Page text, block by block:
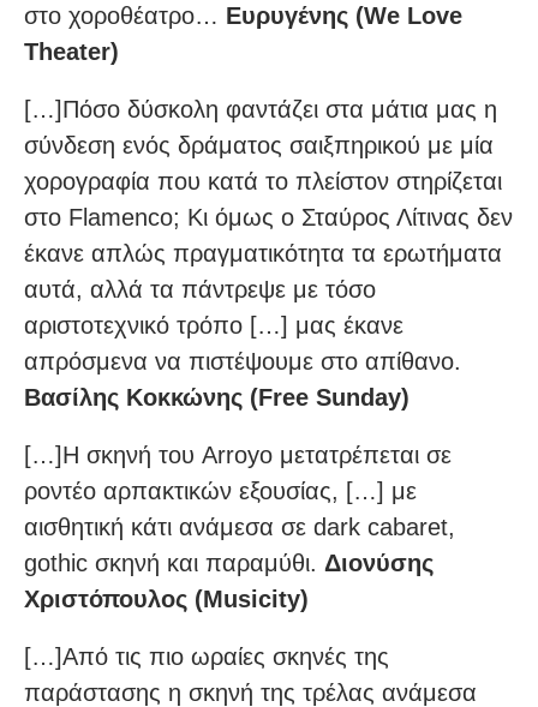
στο χοροθέατρο… Ευρυγένης (We Love
Theater)
[…]Πόσο δύσκολη φαντάζει στα μάτια μας η
σύνδεση ενός δράματος σαιξπηρικού με μία
χορογραφία που κατά το πλείστον στηρίζεται
στο Flamenco; Κι όμως ο Σταύρος Λίτινας δεν
έκανε απλώς πραγματικότητα τα ερωτήματα
αυτά, αλλά τα πάντρεψε με τόσο
αριστοτεχνικό τρόπο […] μας έκανε
απρόσμενα να πιστέψουμε στο απίθανο.
Βασίλης Κοκκώνης (Free Sunday)
[…]Η σκηνή του Arroyo μετατρέπεται σε
ροντέο αρπακτικών εξουσίας, […] με
αισθητική κάτι ανάμεσα σε dark cabaret,
gothic σκηνή και παραμύθι. Διονύσης
Χριστόπουλος (Musicity)
[…]Από τις πιο ωραίες σκηνές της
παράστασης η σκηνή της τρέλας ανάμεσα